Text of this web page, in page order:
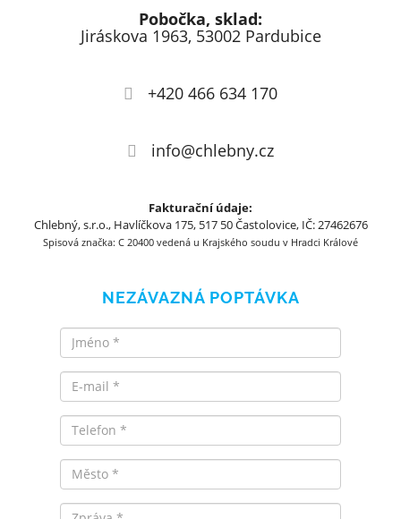
Pobočka, sklad:
Jiráskova 1963, 53002 Pardubice
+420 466 634 170
info@chlebny.cz
Fakturační údaje:
Chlebný, s.r.o., Havlíčkova 175, 517 50 Častolovice, IČ: 27462676
Spisová značka: C 20400 vedená u Krajského soudu v Hradci Králové
NEZÁVAZNÁ POPTÁVKA